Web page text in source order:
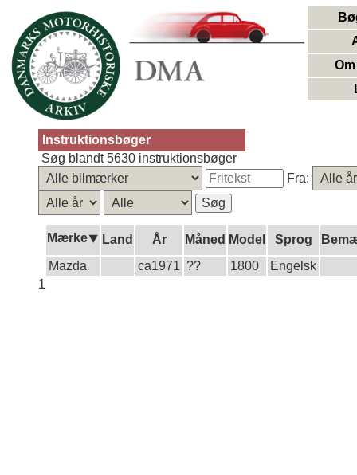
Instruktionsbøger
Søg blandt 5630 instruktionsbøger
Fra:
Mærke⯆ Land År Måned Model Sprog
Mazda
ca1971 ?? 1800
Engelsk
1